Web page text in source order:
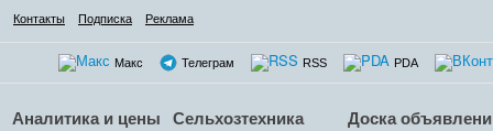
Контакты
Подписка Реклама
Макс Телеграм RSS PDA
Аналитика и цены Сельхозтехника Доска